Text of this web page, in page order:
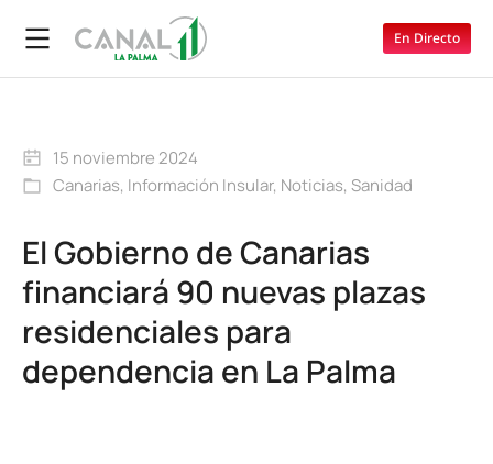
En Directo
15 noviembre 2024
Canarias, Información Insular, Noticias, Sanidad
El Gobierno de Canarias
financiará 90 nuevas plazas
residenciales para
dependencia en La Palma